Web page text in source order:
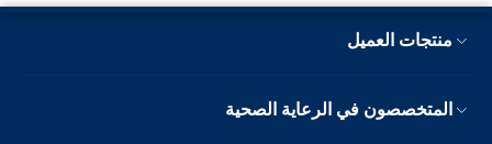
منتجات العميل
المتخصصون في الرعاية الصحية